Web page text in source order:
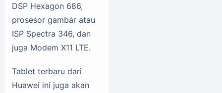
DSP Hexagon 686,
prosesor gambar atau
ISP Spectra 346, dan
juga Modem X11 LTE.
Tablet terbaru dari
Huawei ini juga akan